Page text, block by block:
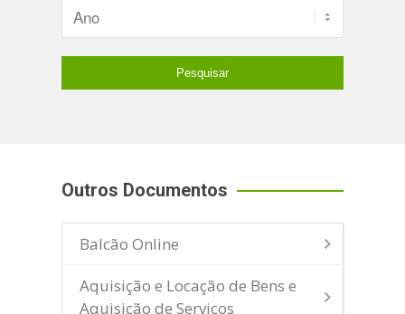
Outros Documentos
Balcão Online
Aquisição e Locação de Bens e
Aquisição de Serviços